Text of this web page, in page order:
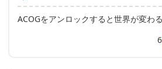
ACOGをアンロックすると世界が変わ
6